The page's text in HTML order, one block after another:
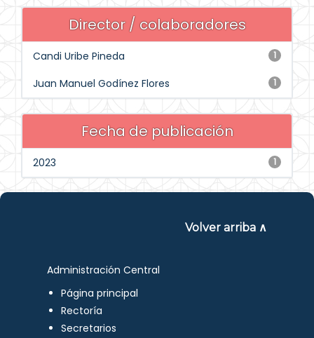
Director / colaboradores
1
Candi Uribe Pineda
1
Juan Manuel Godínez Flores
Fecha de publicación
1
2023
Volver arriba ∧
Administración Central
Página principal
Rectoría
Secretarios